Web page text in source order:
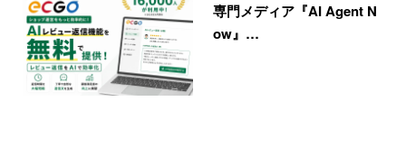
専門メディア『AI Agent N
ow』…